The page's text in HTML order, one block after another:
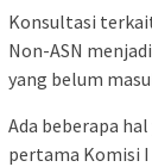
Konsultasi
Non-ASN
yang belum
Ada beberapa
pertama Komisi